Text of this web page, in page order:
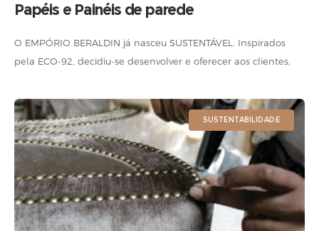
Papéis e Painéis de parede
O EMPÓRIO BERALDIN já nasceu SUSTENTÁVEL. Inspirados
pela ECO-92, decidiu-se desenvolver e oferecer aos clientes,
estar, não poluírem o meio ambiente quando produzidos
SUSTENTABILIDADE